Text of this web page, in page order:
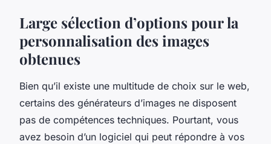
Large sélection d’options pour la
personnalisation des images
obtenues
Bien qu’il existe une multitude de choix sur le web,
certains des générateurs d’images ne disposent
pas de compétences techniques. Pourtant, vous
avez besoin d’un logiciel qui peut répondre à vos